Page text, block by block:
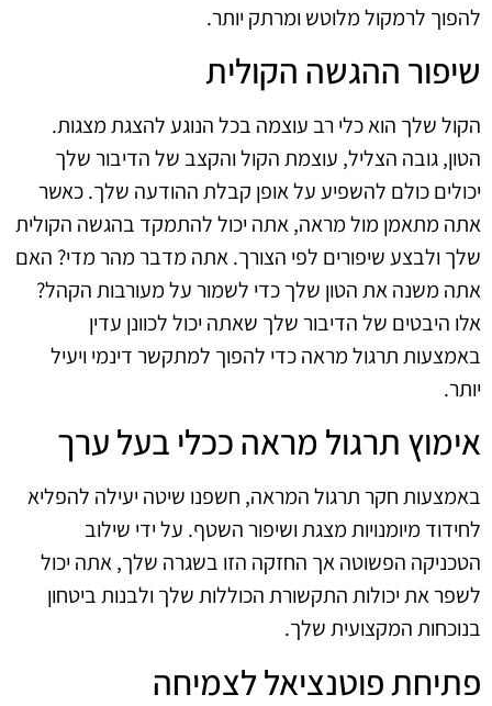
להפוך לרמקול מלוטש ומרתק יותר.
שיפור ההגשה הקולית
הקול שלך הוא כלי רב עוצמה בכל הנוגע להצגת מצגות.
הטון, גובה הצליל, עוצמת הקול והקצב של הדיבור שלך
יכולים כולם להשפיע על אופן קבלת ההודעה שלך. כאשר
אתה מתאמן מול מראה, אתה יכול להתמקד בהגשה הקולית
שלך ולבצע שיפורים לפי הצורך. אתה מדבר מהר מדי? האם
אתה משנה את הטון שלך כדי לשמור על מעורבות הקהל?
אלו היבטים של הדיבור שלך שאתה יכול לכוונן עדין
באמצעות תרגול מראה כדי להפוך למתקשר דינמי ויעיל
יותר.
אימוץ תרגול מראה ככלי בעל ערך
באמצעות חקר תרגול המראה, חשפנו שיטה יעילה להפליא
לחידוד מיומנויות מצגת ושיפור השטף. על ידי שילוב
הטכניקה הפשוטה אך החזקה הזו בשגרה שלך, אתה יכול
לשפר את יכולות התקשורת הכוללות שלך ולבנות ביטחון
בנוכחות המקצועית שלך.
פתיחת פוטנציאל לצמיחה